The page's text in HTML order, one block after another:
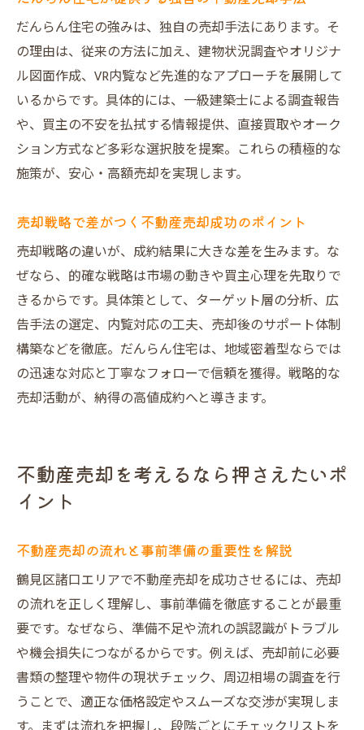
だんらん住宅の強みは、独自の売却手法にあります。そ
の理由は、従来の方法に加え、建物状況調査やオリジナ
ル図面作成、VR内覧など先進的なアプローチを展開して
いるからです。具体的には、一級建築士による調査報告
や、買主の不安を払拭する情報提供、直接買取やオーク
ション方式など多彩な選択肢を提案。これらの積極的な
施策が、安心・高額売却を実現します。
売却戦略で差がつく不動産売却成功のポイント
売却戦略の違いが、成約結果に大きな差を生みます。な
ぜなら、的確な戦略は市場の動きや買主心理を先取りで
きるからです。具体策として、ターゲット層の分析、広
告手法の選定、内覧対応の工夫、売却後のサポート体制
構築などを徹底。だんらん住宅は、地域密着型ならでは
の迅速な対応と丁寧なフォローで信頼を獲得。戦略的な
売却活動が、納得の高値成約へと導きます。
不動産売却を考えるなら押さえたいポ
イント
不動産売却の流れと事前準備の重要性を解説
鶴見区諸口エリアで不動産売却を成功させるには、売却
の流れを正しく理解し、事前準備を徹底することが最重
要です。なぜなら、準備不足や流れの誤認識がトラブル
や機会損失につながるからです。例えば、売却前に必要
書類の整理や物件の現状チェック、周辺相場の調査を行
うことで、適正な価格設定やスムーズな交渉が実現しま